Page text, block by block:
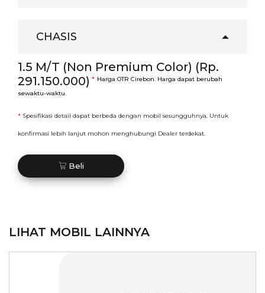
CHASIS
1.5 M/T (Non Premium Color) (Rp.
291.150.000) * Harga OTR Cirebon. Harga dapat berubah
sewaktu-waktu.
* Spesifikasi detail dapat berbeda dengan mobil sesungguhnya. Untuk
konfirmasi lebih lanjut mohon menghubungi Dealer terdekat.
Beli
LIHAT MOBIL LAINNYA